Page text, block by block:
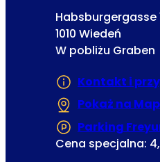
Habsburgergasse
1010 Wiedeń
W pobliżu Graben
Kontakt i
Pokaż na
Parking
Cena specjalna: